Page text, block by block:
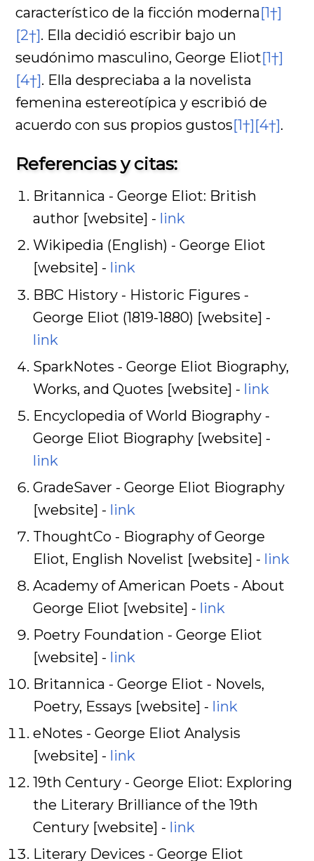
característico de la ficción moderna[1†]
[2†]. Ella decidió escribir bajo un
seudónimo masculino, George Eliot[1†]
[4†]. Ella despreciaba a la novelista
femenina estereotípica y escribió de
acuerdo con sus propios gustos[1†][4†].
Referencias y citas:
Britannica - George Eliot: British
author [website] - link
Wikipedia (English) - George Eliot
[website] - link
BBC History - Historic Figures -
George Eliot (1819-1880) [website] -
link
SparkNotes - George Eliot Biography,
Works, and Quotes [website] - link
Encyclopedia of World Biography -
George Eliot Biography [website] -
link
GradeSaver - George Eliot Biography
[website] - link
ThoughtCo - Biography of George
Eliot, English Novelist [website] - link
Academy of American Poets - About
George Eliot [website] - link
Poetry Foundation - George Eliot
[website] - link
Britannica - George Eliot - Novels,
Poetry, Essays [website] - link
eNotes - George Eliot Analysis
[website] - link
19th Century - George Eliot: Exploring
the Literary Brilliance of the 19th
Century [website] - link
Literary Devices - George Eliot